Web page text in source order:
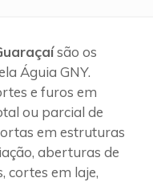
são os
Águia GNY.
e furos em
ou parcial de
em estruturas
aberturas de
cortes em laje,